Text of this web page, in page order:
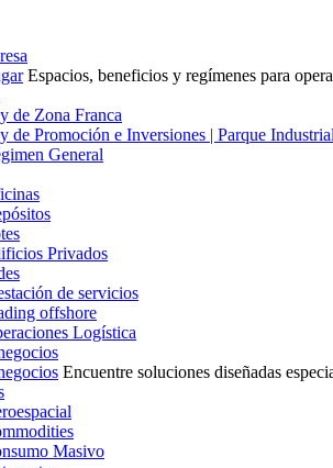
Espacios, beneficios y regímenes para
de Zona Franca
de Promoción e Inversiones | Parque Industrial
General
Privados
de servicios
offshore
Logística
Encuentre soluciones diseñadas
Masivo